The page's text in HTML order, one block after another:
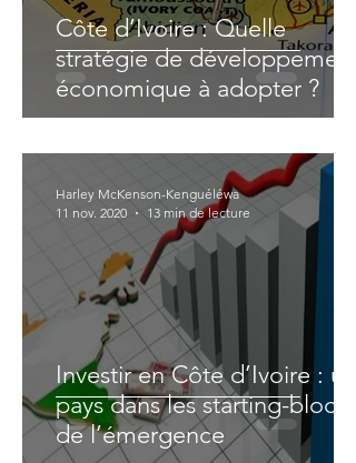
Côte d’Ivoire : Quelle
stratégie de développement
économique à adopter ?
Investir en Côte d’Ivoire : un
pays dans les starting-blocks
de l’émergence
Harley McKenson-Kenguéléwa
11 nov. 2020
13 min de lecture